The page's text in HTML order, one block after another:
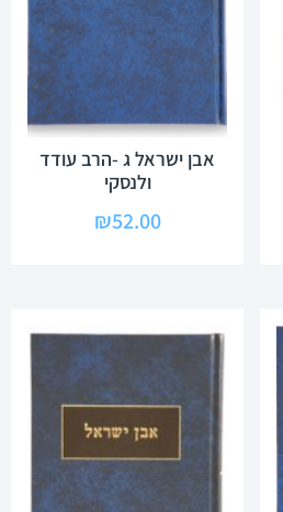
אבן ישראל ג -הרב עודד
ולנסקי
₪52.00